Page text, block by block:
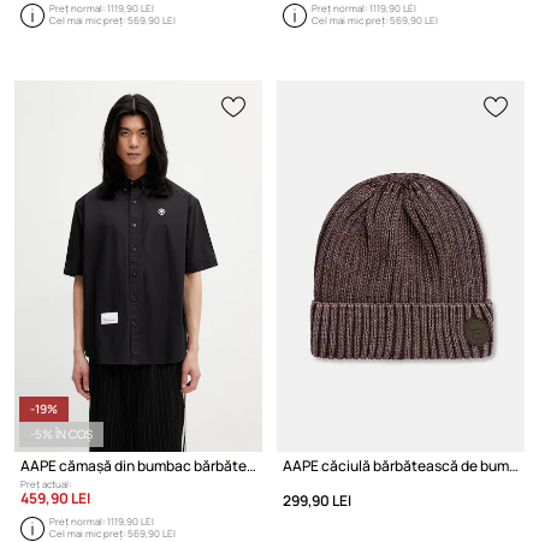
Preț normal:1119,90 LEI
Cel mai mic preț:569,90 LEI
Preț normal:1119,90 LEI
Cel mai mic preț:569,90 LEI
-19%
-5% ÎN COȘ
AAPE cămașă din bumbac bărbătească
Preț actual:
459,90 LEI
Preț normal:1119,90 LEI
Cel mai mic preț:569,90 LEI
AAPE căciulă bărbătească de bumbac
299,90 LEI